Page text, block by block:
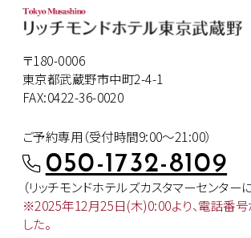
〒180-0006
東京都武蔵野市中町2-4-1
FAX:0422-36-0020
ご予約専用（受付時間9:00～21:00）
050-1732-8109
（リッチモンドホテルズカスタマーセンター
※2025年12月25日(木)0:00より、電話番号
した。